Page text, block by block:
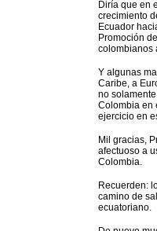
Diría que en
crecimiento
Ecuador
Promoción
colombianos
Y algunas
Caribe, a
no
Colombia en
ejercicio en
Mil gracias,
afectuoso a
Colombia.
Recuerden:
camino de
ecuatoriano.